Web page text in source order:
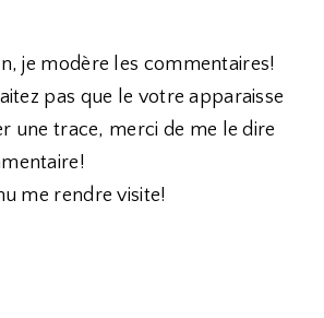
je modère les commentaires!
pas que le votre apparaisse
une trace, merci de me le dire
me rendre visite!